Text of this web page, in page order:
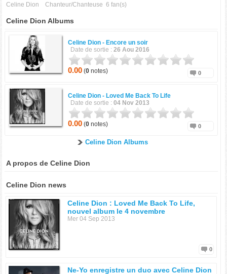
Celine Dion Chanteur/Chanteuse 6 fan(s)
Celine Dion Albums
Celine Dion - Encore un soir
Date de sortie :26 Aou 2016
0.00 (0 notes) 0
Celine Dion - Loved Me Back To Life
Date de sortie :04 Nov 2013
0.00 (0 notes) 0
Celine Dion Albums
A propos de Celine Dion
Celine Dion news
Celine Dion : Loved Me Back To Life,
nouvel album le 4 novembre
Mer 04 Sep 2013
0
Ne-Yo enregistre un duo avec Celine Dion